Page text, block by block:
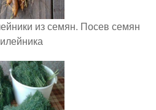
из семян. Посев семян